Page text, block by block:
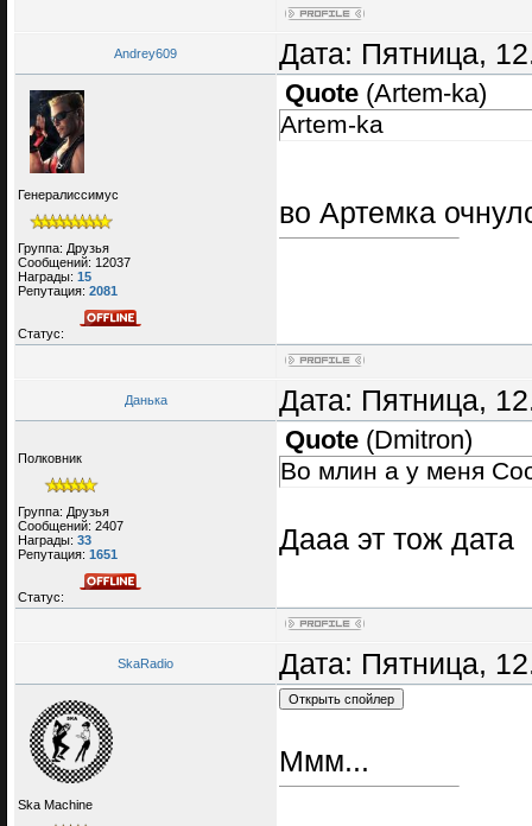
Andrey609 Дата: Пятница,
Генералиссимус
Группа: Друзья
Сообщений: 12037
Награды: 15
Репутация: 2081
Статус:
Quote (Artem-ka)
Artem-ka
во Артемка
Данька Дата: Пятница,
Полковник
Группа: Друзья
Сообщений: 2407
Награды: 33
Репутация: 1651
Статус:
Quote (Dmitron)
Во млин а у меня
Дааа эт тож дата
SkaRadio Дата: Пятница,
Ska Machine
Ммм...